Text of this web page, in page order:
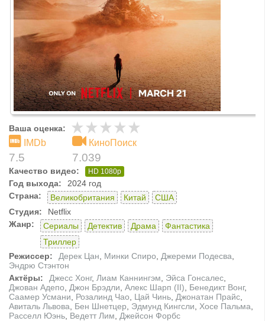
Ваша оценка:
IMDb
7.5
КиноПоиск
7.039
Качество видео: HD 1080p
Год выхода:
2024 год
Страна:
Великобритания Китай
США
Студия:
Netflix
Жанр:
Сериалы Детектив Драма
Фантастика
Триллер
Режиссер:
Дерек Цан Минки Спиро Джереми Подесва
Эндрю Стэнтон
Актёры:
Джесс Хонг, Лиам Каннингэм Эйса Гонсалес
Джован Адепо
Джон Брэдли Алекс Шарп (II) Бенедикт Вонг,
Саамер Усмани
Розалинд Чао Цай Чинь Джонатан Прайс
Авиталь Львова
Бен Шнетцер Эдмунд Кингсли Хосе Пальма
Расселл Юэнь Ведетт Лим
Джейсон Форбс